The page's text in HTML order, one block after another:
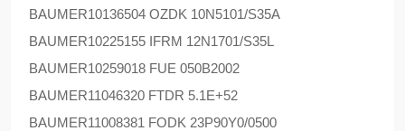
BAUMER10136504 OZDK 10N5101/S35A
BAUMER10225155 IFRM 12N1701/S35L
BAUMER10259018 FUE 050B2002
BAUMER11046320 FTDR 5.1E+52
BAUMER11008381 FODK 23P90Y0/0500